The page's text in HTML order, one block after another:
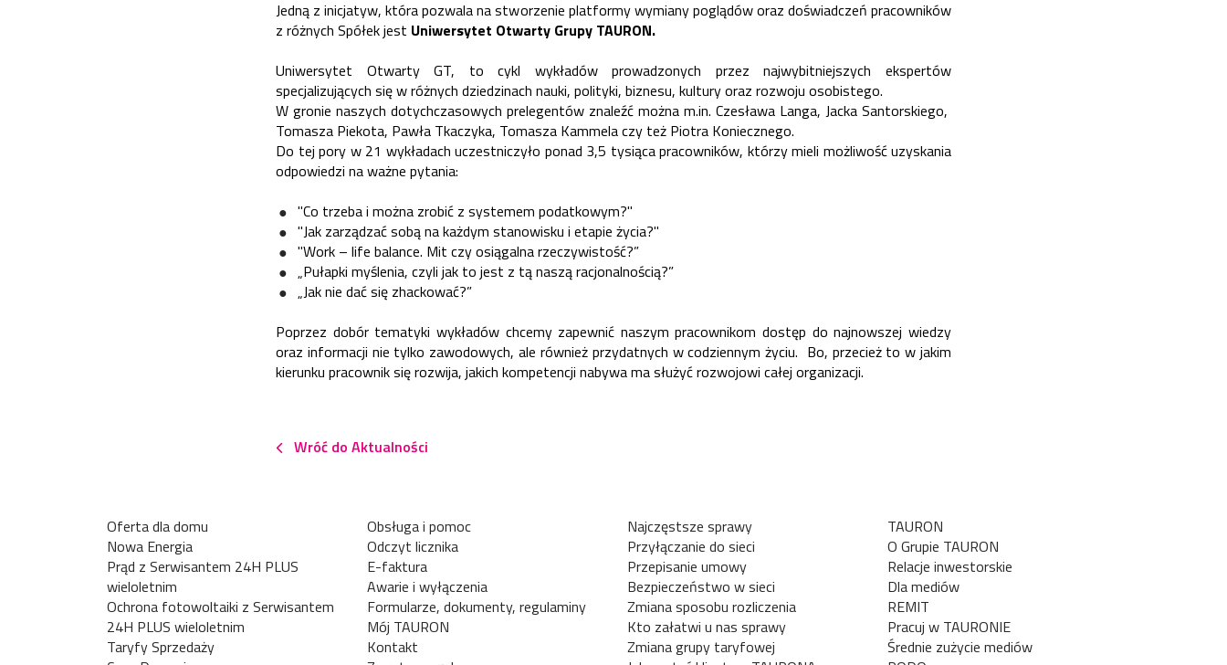
Jedną z inicjatyw, która pozwala na stworzenie platformy wymiany poglądów oraz doświadczeń pracowników
z różnych Spółek jest Uniwersytet Otwarty Grupy TAURON.
Uniwersytet Otwarty GT, to cykl wykładów prowadzonych przez najwybitniejszych ekspertów
specjalizujących się w różnych dziedzinach nauki, polityki, biznesu, kultury oraz rozwoju osobistego.
W gronie naszych dotychczasowych prelegentów znaleźć można m.in. Czesława Langa, Jacka Santorskiego,
Tomasza Piekota, Pawła Tkaczyka, Tomasza Kammela czy też Piotra Koniecznego.
Do tej pory w 21 wykładach uczestniczyło ponad 3,5 tysiąca pracowników, którzy mieli możliwość uzyskania
odpowiedzi na ważne pytania:
"Co trzeba i można zrobić z systemem podatkowym?"
"Jak zarządzać sobą na każdym stanowisku i etapie życia?"
"Work – life balance. Mit czy osiągalna rzeczywistość?”
„Pułapki myślenia, czyli jak to jest z tą naszą racjonalnością?”
„Jak nie dać się zhackować?”
Poprzez dobór tematyki wykładów chcemy zapewnić naszym pracownikom dostęp do najnowszej wiedzy
oraz informacji nie tylko zawodowych, ale również przydatnych w codziennym życiu. Bo, przecież to w jakim
kierunku pracownik się rozwija, jakich kompetencji nabywa ma służyć rozwojowi całej organizacji.
Wróć do Aktualności
Oferta dla domu
Nowa Energia
Prąd z Serwisantem 24H PLUS
wieloletnim
Ochrona fotowoltaiki z Serwisantem
24H PLUS wieloletnim
Taryfy Sprzedaży
Obsługa i pomoc
Odczyt licznika
E-faktura
Awarie i wyłączenia
Formularze, dokumenty, regulaminy
Mój TAURON
Kontakt
Najczęstsze sprawy
Przyłączanie do sieci
Przepisanie umowy
Bezpieczeństwo w sieci
Zmiana sposobu rozliczenia
Kto załatwi u nas sprawy
Zmiana grupy taryfowej
TAURON
O Grupie TAURON
Relacje inwestorskie
Dla mediów
REMIT
Pracuj w TAURONIE
Średnie zużycie mediów